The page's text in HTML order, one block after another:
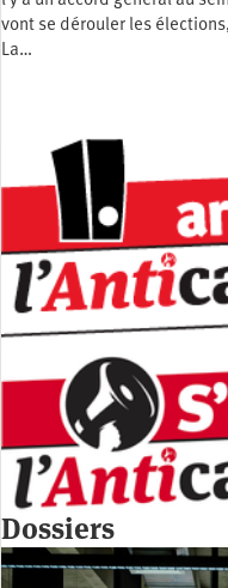
vont se dérouler les
La…
Dossiers